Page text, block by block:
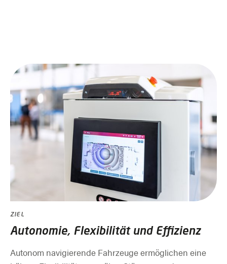
ZIEL
Autonomie, Flexibilität und Effizienz
Autonom navigierende Fahrzeuge ermöglichen eine